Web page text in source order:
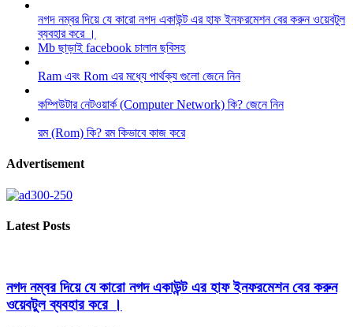
নগদ নম্বর দিয়ে যে কারো নগদ একাউন্ট এর হাফ ইনফরমেশন বের করুন ওয়েবটুল
ব্যবহার করে ।
Mb ছাড়াই facebook চালান ছবিসহ
Ram এবং Rom এর মধ্যে পার্থক্য গুলো জেনে নিন
কম্পিউটার নেটওয়ার্ক (Computer Network) কি? জেনে নিন
রম (Rom) কি? রম কিভাবে কাজ করে
Advertisement
Latest Posts
নগদ নম্বর দিয়ে যে কারো নগদ একাউন্ট এর হাফ ইনফরমেশন বের করুন
ওয়েবটুল ব্যবহার করে ।